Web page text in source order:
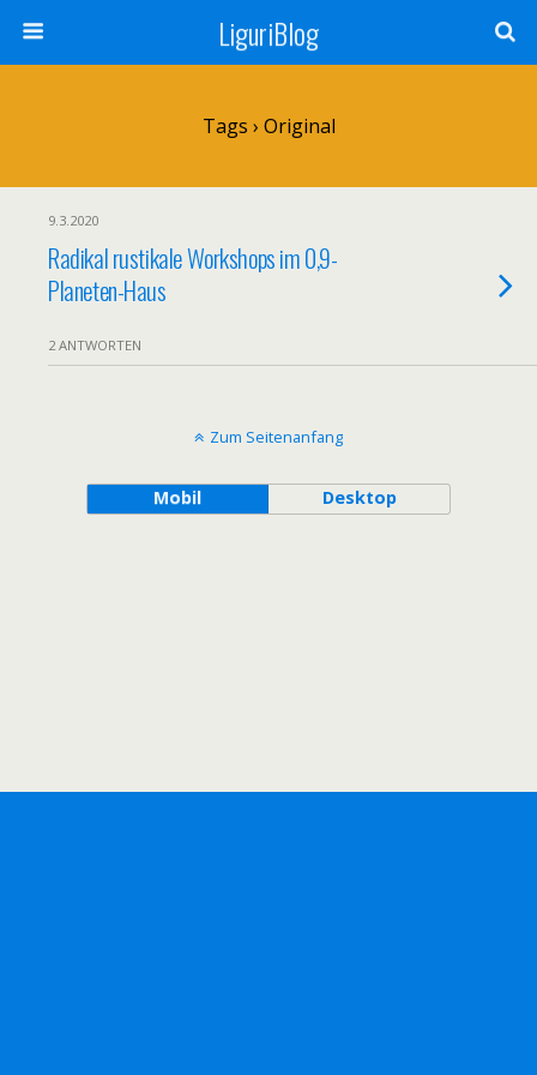
LiguriBlog
Tags › Original
9.3.2020
Radikal rustikale Workshops im 0,9-
Planeten-Haus
2 ANTWORTEN
Zum Seitenanfang
Mobil Desktop